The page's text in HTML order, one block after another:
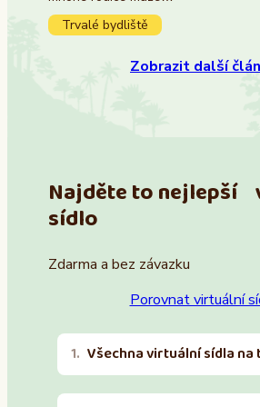
Trvalé bydliště
Zobrazit další
Najděte to nejlepší
sídlo
Zdarma a bez závazku
Porovnat virtuální
Všechna virtuální sídla na